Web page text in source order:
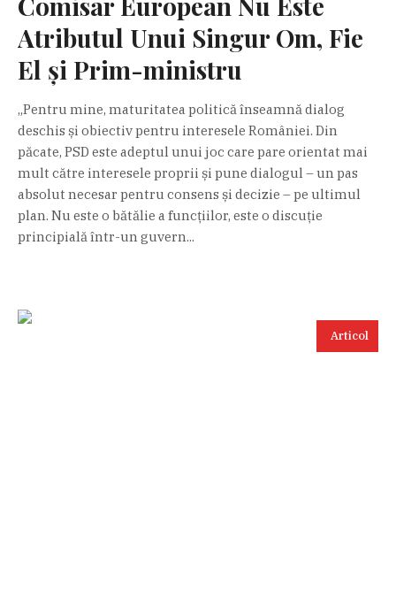
Atributul Unui Singur Om, Fie
El și Prim-ministru
„Pentru mine, maturitatea politică înseamnă dialog
deschis și obiectiv pentru interesele României. Din
păcate, PSD este adeptul unui joc care pare orientat mai
mult către interesele proprii și pune dialogul – un pas
absolut necesar pentru consens și decizie – pe ultimul
plan. Nu este o bătălie a funcțiilor, este o discuție
principială într-un guvern...
Articol